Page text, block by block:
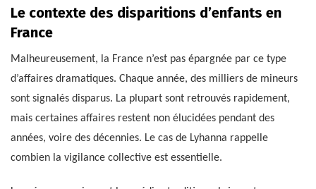
Le contexte des disparitions d’enfants en
France
Malheureusement, la France n’est pas épargnée par ce type
d’affaires dramatiques. Chaque année, des milliers de mineurs
sont signalés disparus. La plupart sont retrouvés rapidement,
mais certaines affaires restent non élucidées pendant des
années, voire des décennies. Le cas de Lyhanna rappelle
combien la vigilance collective est essentielle.